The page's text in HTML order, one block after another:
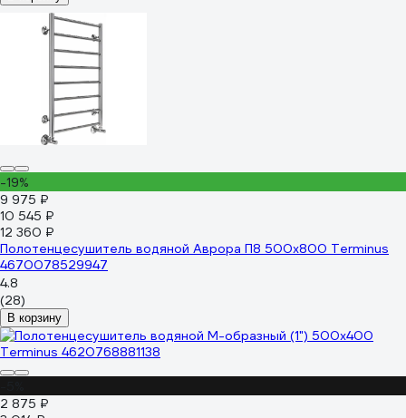
-19%
9 975 ₽
10 545 ₽
12 360 ₽
Полотенцесушитель водяной Аврора П8 500x800 Terminus
4670078529947
4.8
(28)
В корзину
2 875 ₽